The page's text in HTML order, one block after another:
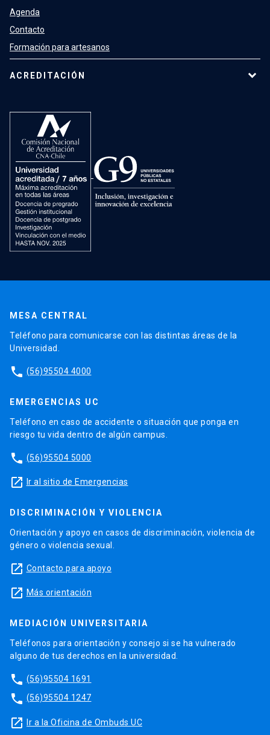
Agenda
Contacto
Formación para artesanos
ACREDITACIÓN
MESA CENTRAL
Teléfono para comunicarse con las distintas áreas de la
Universidad.
phone (56)95504 4000
EMERGENCIAS UC
Teléfono en caso de accidente o situación que ponga en
riesgo tu vida dentro de algún campus.
phone (56)95504 5000
launch Ir al sitio de Emergencias
DISCRIMINACIÓN Y VIOLENCIA
Orientación y apoyo en casos de discriminación, violencia de
género o violencia sexual.
launch Contacto para apoyo
launch Más orientación
MEDIACIÓN UNIVERSITARIA
Teléfonos para orientación y consejo si se ha vulnerado
alguno de tus derechos en la universidad.
phone (56)95504 1691
phone (56)95504 1247
launch Ir a la Oficina de Ombuds UC